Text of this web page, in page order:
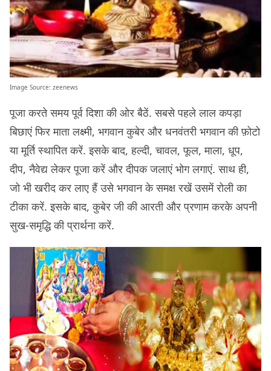
Image Source: zeenews
पूजा करते समय पूर्व दिशा की ओर बैठें. सबसे पहले लाल कपड़ा
बिछाएं फिर माता लक्ष्मी, भगवान कुबेर और धनवंतरी भगवान की फ़ोटो
या मूर्ति स्थापित करें. इसके बाद, हल्दी, चावल, फूल, माला, धूप,
दीप, नैवेद्य लेकर पूजा करें और दीपक जलाएं भोग लगाएं. साथ ही,
जो भी खरीद कर लाए हैं उसे भगवान के समक्ष रखें उसमें रोली का
टीका करें. इसके बाद, कुबेर जी की आरती और प्रणाम करके अपनी
सुख-समृद्धि की प्रार्थना करें.